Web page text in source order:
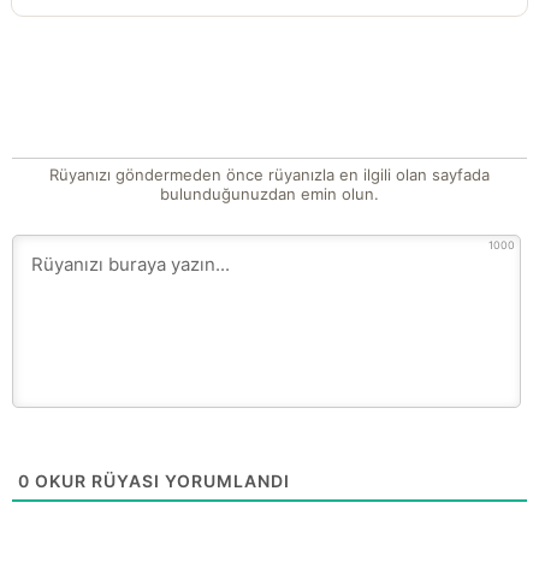
Rüyanızı göndermeden önce rüyanızla en ilgili olan sayfada
bulunduğunuzdan emin olun.
1000
0 OKUR RÜYASI YORUMLANDI